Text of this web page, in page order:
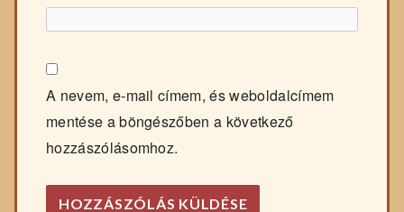
A nevem, e-mail címem, és weboldalcímem
mentése a böngészőben a következő
hozzászólásomhoz.